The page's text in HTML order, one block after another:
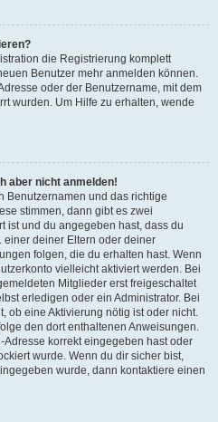
die Registrierung komplett
Benutzer mehr anmelden können.
oder der Benutzername, mit dem
wurden. Um Hilfe zu erhalten, wende
aber nicht anmelden!
Benutzernamen und das richtige
stimmen, dann gibt es zwei
ist und du angegeben hast, dass du
einer deiner Eltern oder deiner
folgen, die du erhalten hast. Wenn
vielleicht aktiviert werden. Bei
Mitglieder erst freigeschaltet
erledigen oder ein Administrator. Bei
ob eine Aktivierung nötig ist oder nicht.
den dort enthaltenen Anweisungen.
korrekt eingegeben hast oder
wurde. Wenn du dir sicher bist,
wurde, dann kontaktiere einen